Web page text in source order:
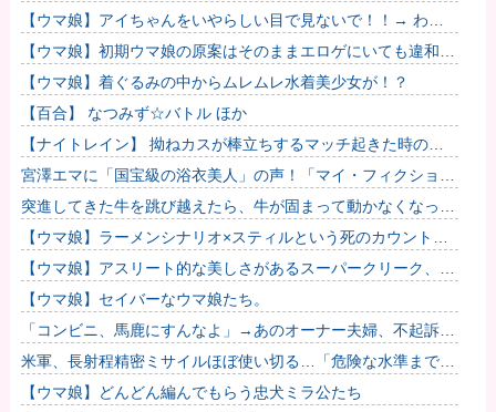
ｯｯｯ
【ウマ娘】アイちゃんをいやらしい目で見ないで！！→ わか
りました…
【ウマ娘】初期ウマ娘の原案はそのままエロゲにいても違和感
がないんだ。
【ウマ娘】着ぐるみの中からムレムレ水着美少女が！？
【百合】 なつみず☆バトル ほか
【ナイトレイン】 拗ねカスが棒立ちするマッチ起きた時の対
処法
宮澤エマに「国宝級の浴衣美人」の声！「マイ・フィクショ
ン」イベントで魅せた透明感【画像】
突進してきた牛を跳び越えたら、牛が固まって動かなくなった
闘牛場の映像【海外の反応】
【ウマ娘】ラーメンシナリオ×スティルという死のカウントダ
ウン
【ウマ娘】アスリート的な美しさがあるスーパークリーク、い
いよね…
【ウマ娘】セイバーなウマ娘たち。
「コンビニ、馬鹿にすんなよ」→あのオーナー夫婦、不起訴ｗ
ｗｗｗｗｗｗｗｗ
米軍、長射程精密ミサイルほぼ使い切る…「危険な水準まで減
少」と軍高官が警告！
【ウマ娘】どんどん編んでもらう忠犬ミラ公たち